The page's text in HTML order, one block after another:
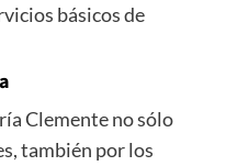
básicos de
Clemente no sólo
también por los